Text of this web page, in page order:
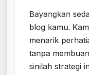
Bayangkan
blog kamu.
menarik
tanpa
sinilah strategi